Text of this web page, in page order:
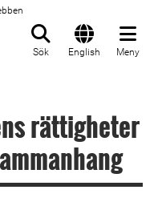
Sök English Meny
rättigheter